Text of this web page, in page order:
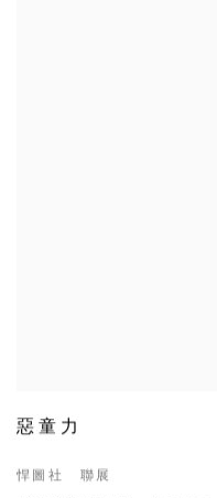
惡童力
悍圖社 聯展